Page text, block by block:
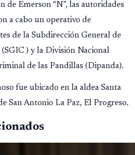
de Emerson “N”, las autoridades
a cabo un operativo de
de la Subdirección General de
) y la División Nacional
de las Pandillas (Dipanda).
fue ubicado en la aldea Santa
San Antonio La Paz, El Progreso.